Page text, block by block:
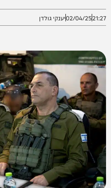
21:27
02/04/25יענקי גולדן